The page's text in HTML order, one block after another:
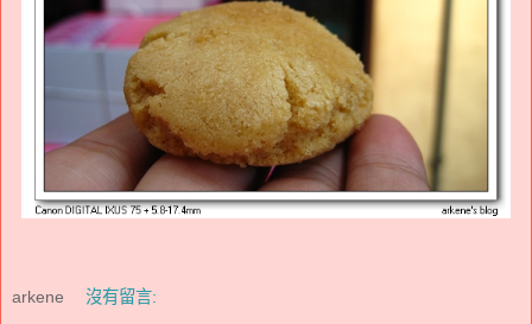
arkene 沒有留言: